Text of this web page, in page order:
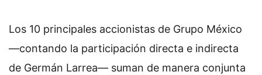
Los 10 principales accionistas de Grupo México
—contando la participación directa e indirecta
de Germán Larrea— suman de manera conjunta